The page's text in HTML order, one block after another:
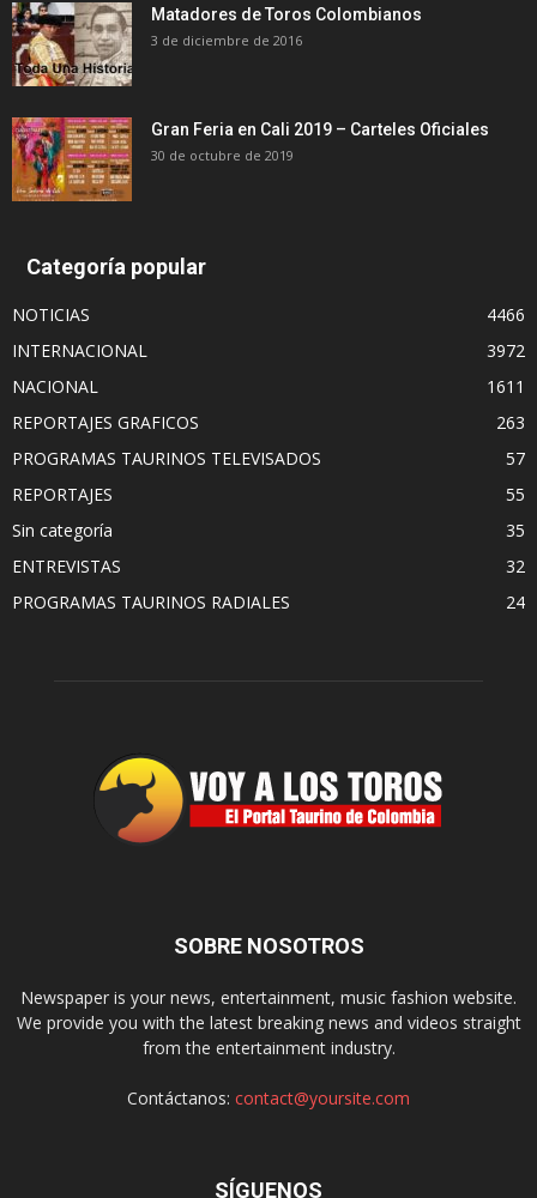
Matadores de Toros Colombianos
3 de diciembre de 2016
Gran Feria en Cali 2019 – Carteles Oficiales
30 de octubre de 2019
Categoría popular
NOTICIAS
4466
INTERNACIONAL
3972
NACIONAL
1611
REPORTAJES GRAFICOS
263
PROGRAMAS TAURINOS TELEVISADOS
57
REPORTAJES
55
Sin categoría
35
ENTREVISTAS
32
PROGRAMAS TAURINOS RADIALES
24
SOBRE NOSOTROS
Newspaper is your news, entertainment, music fashion website.
We provide you with the latest breaking news and videos straight
from the entertainment industry.
Contáctanos: contact@yoursite.com
SÍGUENOS